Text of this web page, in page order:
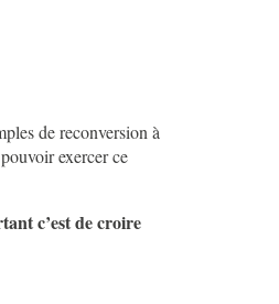
de reconversion à
exercer ce
c’est de croire